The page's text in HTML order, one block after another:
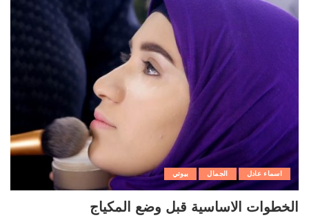
اسماء عادل الجمال بيوتي
الخطوات الاساسية قبل وضع المكياج